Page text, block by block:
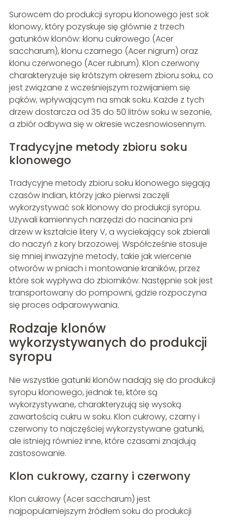
Surowcem do produkcji syropu klonowego jest sok
klonowy, który pozyskuje się głównie z trzech
gatunków klonów: klonu cukrowego (Acer
saccharum), klonu czarnego (Acer nigrum) oraz
klonu czerwonego (Acer rubrum). Klon czerwony
charakteryzuje się krótszym okresem zbioru soku, co
jest związane z wcześniejszym rozwijaniem się
pąków, wpływającym na smak soku. Każde z tych
drzew dostarcza od 35 do 50 litrów soku w sezonie,
a zbiór odbywa się w okresie wczesnowiosennym.
Tradycyjne metody zbioru soku
klonowego
Tradycyjne metody zbioru soku klonowego sięgają
czasów Indian, którzy jako pierwsi zaczęli
wykorzystywać sok klonowy do produkcji syropu.
Używali kamiennych narzędzi do nacinania pni
drzew w kształcie litery V, a wyciekający sok zbierali
do naczyń z kory brzozowej. Współcześnie stosuje
się mniej inwazyjne metody, takie jak wiercenie
otworów w pniach i montowanie kraników, przez
które sok wypływa do zbiorników. Następnie sok jest
transportowany do pompowni, gdzie rozpoczyna
się proces odparowywania.
Rodzaje klonów
wykorzystywanych do produkcji
syropu
Nie wszystkie gatunki klonów nadają się do produkcji
syropu klonowego, jednak te, które są
wykorzystywane, charakteryzują się wysoką
zawartością cukru w soku. Klon cukrowy, czarny i
czerwony to najczęściej wykorzystywane gatunki,
ale istnieją również inne, które czasami znajdują
zastosowanie.
Klon cukrowy, czarny i czerwony
Klon cukrowy (Acer saccharum) jest
najpopularniejszym źródłem soku do produkcji